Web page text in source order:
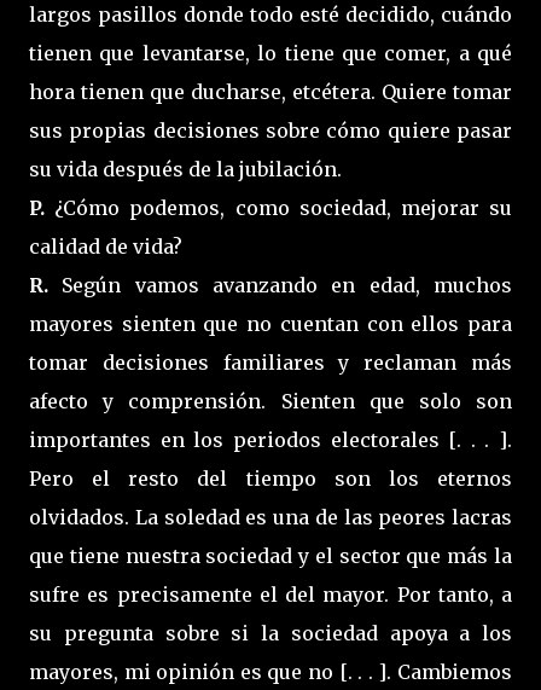
largos pasillos donde todo esté decidido, cuándo
tienen que levantarse, lo tiene que comer, a qué
hora tienen que ducharse, etcétera. Quiere tomar
sus propias decisiones sobre cómo quiere pasar
su vida después de la jubilación.
P. ¿Cómo podemos, como sociedad, mejorar su
calidad de vida?
R. Según vamos avanzando en edad, muchos
mayores sienten que no cuentan con ellos para
tomar decisiones familiares y reclaman más
afecto y comprensión. Sienten que solo son
importantes en los periodos electorales [. . . ].
Pero el resto del tiempo son los eternos
olvidados. La soledad es una de las peores lacras
que tiene nuestra sociedad y el sector que más la
sufre es precisamente el del mayor. Por tanto, a
su pregunta sobre si la sociedad apoya a los
mayores, mi opinión es que no [. . . ]. Cambiemos